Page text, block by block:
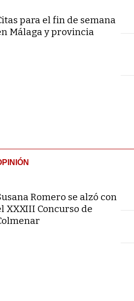
para el fin de semana
Málaga y provincia
Romero se alzó con
XXXIII Concurso de